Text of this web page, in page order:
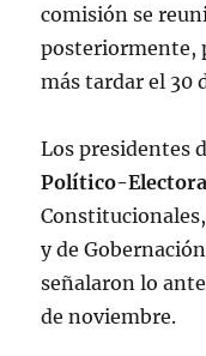
comisión se
posteriormente,
más tardar el 30
Los presidentes
Político-
Constitucionales,
y de
señalaron lo
de noviembre.